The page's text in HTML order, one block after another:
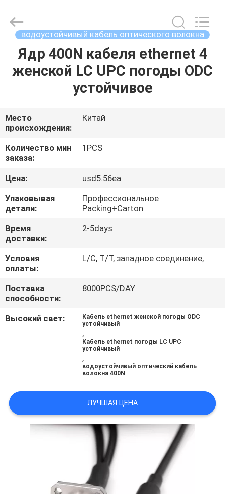
ДОМ
ПРОДУКТЫ
О
НАС
ПУТЕШЕСТВИЕ
ФАБРИКИ
ПРОВЕРКА
КАЧЕСТВА
КАРТА
САЙТА
PRIVACY
Rights
Reserved.водоустойчивый кабель оптического волокна
Ядр 400N кабеля ethernet 4
женской LC UPC погоды ODC
устойчивое
Место
происхождения:
Китай
Количество мин
заказа:
1PCS
Цена:
usd5.56ea
Упаковывая
детали:
Профессиональное
Packing+Carton
Время
доставки:
2-5days
Условия
оплаты:
L/C, T/T, западное соединение,
Поставка
способности:
8000PCS/DAY
Высокий свет:
Кабель ethernet женской погоды ODC
устойчивый
,
Кабель ethernet погоды LC UPC
устойчивый
,
водоустойчивый оптический кабель
волокна 400N
ЛУЧШАЯ ЦЕНА